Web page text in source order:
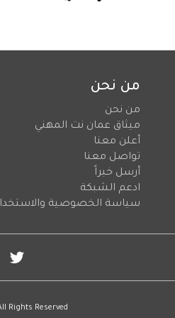
من نحن
من نحن
ميثاق عمان نت المهني
أعلن معنا
تواصل معنا
أرسل خبراً
ادعم الشبكة
سياسة الخصوصية
Rights Reserved